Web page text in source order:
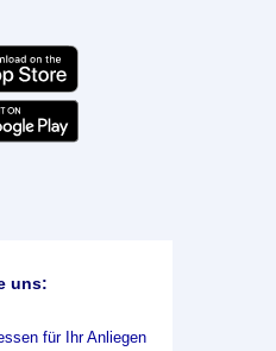
uns:
für Ihr Anliegen